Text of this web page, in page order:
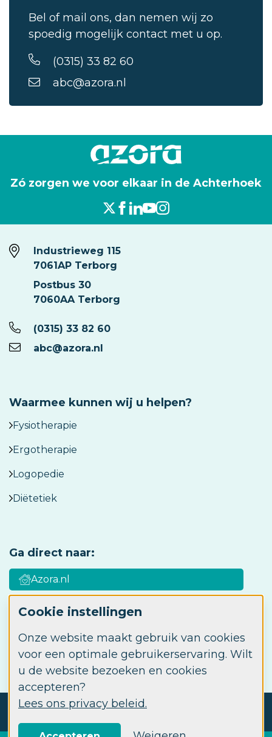
Cookie instellingen
Onze website maakt gebruik van cookies
voor een optimale gebruikerservaring. Wilt
u de website bezoeken en cookies
accepteren?
Lees ons privacy beleid.
Bel of mail ons, dan nemen wij zo
spoedig mogelijk contact met u op.
(0315) 33 82 60
abc@azora.nl
Zó zorgen we voor elkaar in de Achterhoek
Industrieweg 115
7061AP Terborg
Postbus 30
7060AA Terborg
(0315) 33 82 60
abc@azora.nl
Waarmee kunnen wij u helpen?
Fysiotherapie
Ergotherapie
Logopedie
Diëtetiek
Ga direct naar:
Azora.nl
Azora Academy
Werken bij Azora
© 2026 Azora ABCPrivacy